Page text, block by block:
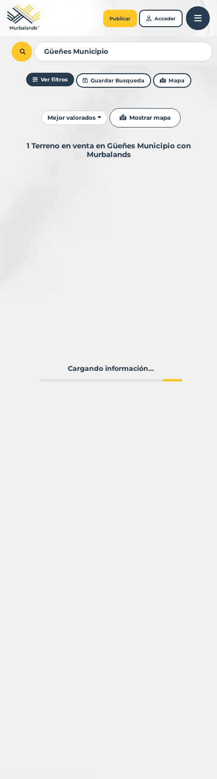
Publicar Acceder
Ver filtros Guardar Busqueda Mapa
Ordenar resultados
Mejor valorados Mostrar mapa
1 Terreno en venta en Güeñes Municipio con
Murbalands
Cargando información...